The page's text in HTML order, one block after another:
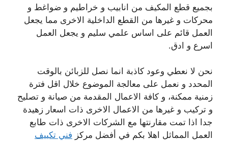
بجميع قطع المكيف من انابيب و خراطيم و ضواغط و
محركات و غيرها من القطع الداخلية الاخرى مما يجعل
العمل قائم على اساس علمي سليم و يجعل العمل
اسرع و ادق.
نحن لا نعطي وعود كاذبة انما نصل للزبائن بالوقت
المحدد و نعمل على معالجة الموضوع خلال اقل فترة
زمنية ممكنة، و كافة الاعمال المقدمة من صيانة و تصليح
و تركيب و غيرها من الاعمال الاخرى ذات اسعار زهيدة
جدا اذا تمت مقارنتها مع الشركات الاخرى ذات طابع
العمل المماثل اهلا بكم في أفضل مركز فني تكييف